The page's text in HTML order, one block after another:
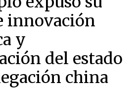
innovación
y
del estado
china